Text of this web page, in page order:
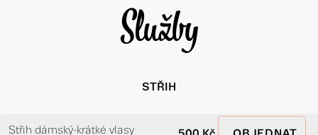
Služby
STŘIH
Střih dámský-krátké vlasy